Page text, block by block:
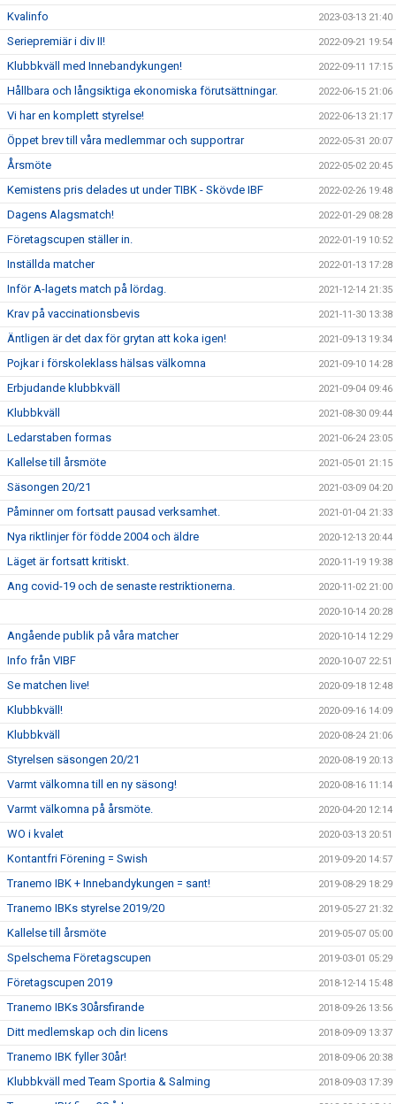
Kvalinfo 2023-03-13 21:40
Seriepremiär i div II! 2022-09-21 19:54
Klubbkväll med Innebandykungen! 2022-09-11 17:15
Hållbara och långsiktiga ekonomiska förutsättningar. 2022-06-15 21:06
Vi har en komplett styrelse! 2022-06-13 21:17
Öppet brev till våra medlemmar och supportrar 2022-05-31 20:07
Årsmöte 2022-05-02 20:45
Kemistens pris delades ut under TIBK - Skövde IBF 2022-02-26 19:48
Dagens Alagsmatch! 2022-01-29 08:28
Företagscupen ställer in. 2022-01-19 10:52
Inställda matcher 2022-01-13 17:28
Inför A-lagets match på lördag. 2021-12-14 21:35
Krav på vaccinationsbevis 2021-11-30 13:38
Äntligen är det dax för grytan att koka igen! 2021-09-13 19:34
Pojkar i förskoleklass hälsas välkomna 2021-09-10 14:28
Erbjudande klubbkväll 2021-09-04 09:46
Klubbkväll 2021-08-30 09:44
Ledarstaben formas 2021-06-24 23:05
Kallelse till årsmöte 2021-05-01 21:15
Säsongen 20/21 2021-03-09 04:20
Påminner om fortsatt pausad verksamhet. 2021-01-04 21:33
Nya riktlinjer för födde 2004 och äldre 2020-12-13 20:44
Läget är fortsatt kritiskt. 2020-11-19 19:38
Ang covid-19 och de senaste restriktionerna. 2020-11-02 21:00
2020-10-14 20:28
Angående publik på våra matcher 2020-10-14 12:29
Info från VIBF 2020-10-07 22:51
Se matchen live! 2020-09-18 12:48
Klubbkväll! 2020-09-16 14:09
Klubbkväll 2020-08-24 21:06
Styrelsen säsongen 20/21 2020-08-19 20:13
Varmt välkomna till en ny säsong! 2020-08-16 11:14
Varmt välkomna på årsmöte. 2020-04-20 12:14
WO i kvalet 2020-03-13 20:51
Kontantfri Förening = Swish 2019-09-20 14:57
Tranemo IBK + Innebandykungen = sant! 2019-08-29 18:29
Tranemo IBKs styrelse 2019/20 2019-05-27 21:32
Kallelse till årsmöte 2019-05-07 05:00
Spelschema Företagscupen 2019-03-01 05:29
Företagscupen 2019 2018-12-14 15:48
Tranemo IBKs 30årsfirande 2018-09-26 13:56
Ditt medlemskap och din licens 2018-09-09 13:37
Tranemo IBK fyller 30år! 2018-09-06 20:38
Klubbkväll med Team Sportia & Salming 2018-09-03 17:39